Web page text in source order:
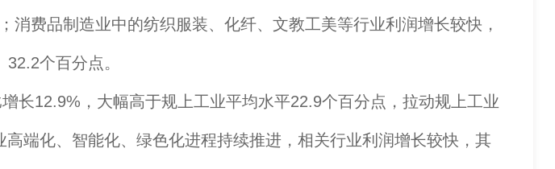
费品制造业中的纺织服装、化纤、文教工美等行业利润增长较快，
个百分点。
12.9%，大幅高于规上工业平均水平22.9个百分点，拉动规上工业
端化、智能化、绿色化进程持续推进，相关行业利润增长较快，其